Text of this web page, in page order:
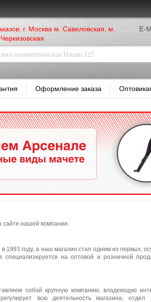
E-
г. Москва м. Савеловская, м.
Оформление заказа
сайте нашей компании.
1993 году, а наш магазин стал одним из первых,
специализируется на оптовой и розничной
собой крупную компанию, владеющую
всю деятельность магазина,